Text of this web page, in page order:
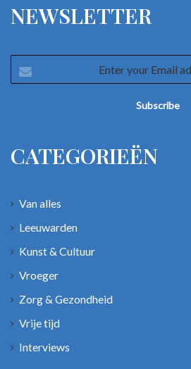
NEWSLETTER
your
CATEGORIEËN
Van alles
Leeuwarden
Kunst & Cultuur
Vroeger
Zorg & Gezondheid
Vrije tijd
Interviews